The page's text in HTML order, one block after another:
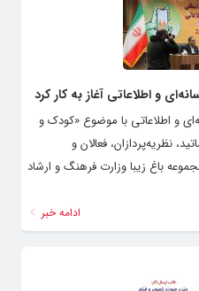
و اطلاعاتی آغاز به کار کرد
و اطلاعاتی با موضوع «کودک و
نظریه‌پردازان، فعالان و
باغ زیبا وزارت فرهنگ و ارشاد
ادامه خبر